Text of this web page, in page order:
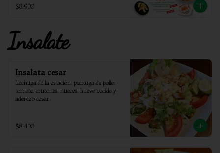
$8.900
Insalate
Insalata cesar
Lechuga de la estación, pechuga de pollo,
tomate, crutones, nueces, huevo cocido y
aderezo cesar
$8.400